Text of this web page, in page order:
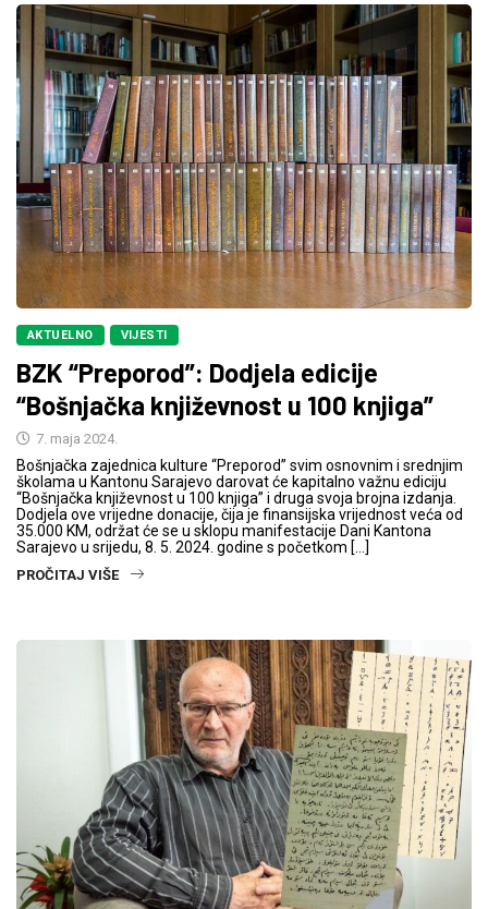
AKTUELNO VIJESTI
BZK “Preporod”: Dodjela edicije
“Bošnjačka književnost u 100 knjiga”
7. maja 2024.
Bošnjačka zajednica kulture “Preporod” svim osnovnim i srednjim
školama u Kantonu Sarajevo darovat će kapitalno važnu ediciju
“Bošnjačka književnost u 100 knjiga” i druga svoja brojna izdanja.
Dodjela ove vrijedne donacije, čija je finansijska vrijednost veća od
35.000 KM, održat će se u sklopu manifestacije Dani Kantona
Sarajevo u srijedu, 8. 5. 2024. godine s početkom […]
PROČITAJ VIŠE